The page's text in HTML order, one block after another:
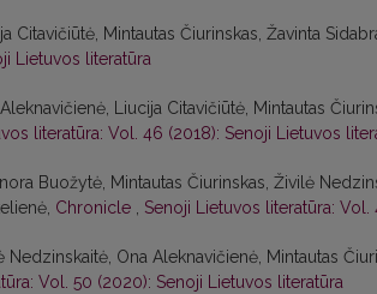
Citavičiūtė, Mintautas Čiurinskas, Žavinta
Lietuvos literatūra
Liucija Citavičiūtė, Mintautas
literatūra: Vol. 46 (2018): Senoji Lietuvos
Buožytė, Mintautas Čiurinskas, Živilė
Chronicle , Senoji Lietuvos literatūra: Vol.
Nedzinskaitė, Ona Aleknavičienė, Mintautas
Vol. 50 (2020): Senoji Lietuvos literatūra